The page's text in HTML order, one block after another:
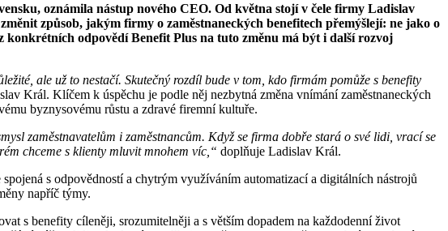
oznámila nástup nového CEO. Od května stojí v čele firmy Ladislav
způsob, jakým firmy o zaměstnaneckých benefitech přemýšlejí: ne jako o
odpovědí Benefit Plus na tuto změnu má být i další rozvoj
ale už to nestačí. Skutečný rozdíl bude v tom, kdo firmám pomůže s benefity
Král. Klíčem k úspěchu je podle něj nezbytná změna vnímání zaměstnaneckých
byznysovému růstu a zdravé firemní kultuře.
zaměstnavatelům i zaměstnancům. Když se firma dobře stará o své lidi, vrací se
chceme s klienty mluvit mnohem víc,“ doplňuje Ladislav Král.
s odpovědností a chytrým využíváním automatizací a digitálních nástrojů
napříč týmy.
s benefity cíleněji, srozumitelněji a s větším dopadem na každodenní život